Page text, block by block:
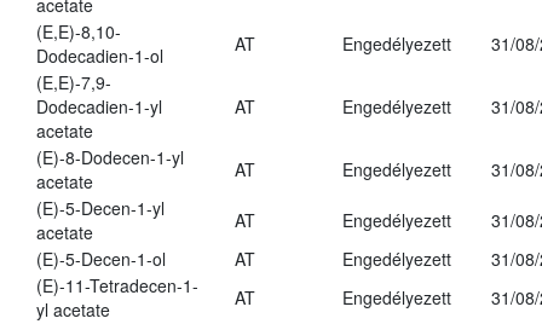
acetate
(E,E)-8,10-
Dodecadien-1-ol
AT Engedélyezett
31/
(E,E)-7,9-
Dodecadien-1-yl
acetate
AT Engedélyezett 31/
(E)-8-Dodecen-1-yl
acetate
AT Engedélyezett
31/
(E)-5-Decen-1-yl
acetate
AT Engedélyezett
31/
(E)-5-Decen-1-ol
AT Engedélyezett
31/
(E)-11-Tetradecen-1-
yl acetate
AT Engedélyezett 31/